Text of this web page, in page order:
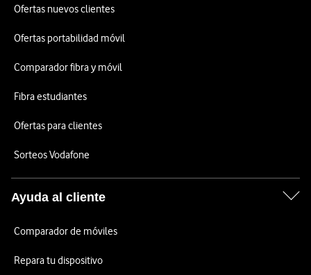
Ofertas nuevos clientes
Ofertas portabilidad móvil
Comparador fibra y móvil
Fibra estudiantes
Ofertas para clientes
Sorteos Vodafone
Ayuda al cliente
Comparador de móviles
Repara tu dispositivo